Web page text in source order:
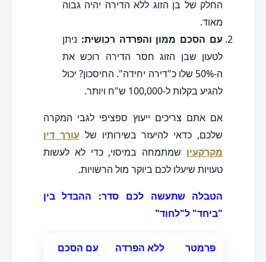
החלק של בן הזוג ללא הדירה יהיה גבוה
מאוד.
עם הסכם ממון והפרדה רכושית: ניתן
לטעון שבן הזוג חסר הדירה רוכש את
ה-50% שלו כ"דירה יחידה". החיסכון? יכול
להגיע בקלות ל-100,000 ש"ח ויותר.
אם אתם צריכים ייעוץ ספציפי לגבי המקרה
שלכם, כדאי להיעזר בשירותיו של עורך דין
מקרקעין שמתמחה במיסוי, כדי לא לעשות
טעויות שיעלו לכם ביוקר מול הרשויות.
הטבלה שתעשה לכם סדר: ההבדל בין
"ביחד" ל"לחוד"
פרמטר
ללא הפרדה
עם הסכם